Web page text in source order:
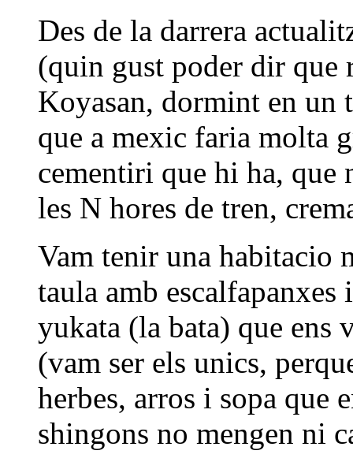
Des de la darrera
(quin gust poder dir que
Koyasan, dormint en un
que a mexic faria molta
cementiri que hi ha, que
les N hores de tren,
Vam tenir una habitacio
taula amb
yukata (la bata) que ens
(vam ser els unics,
herbes, arros i sopa que
shingons no mengen ni